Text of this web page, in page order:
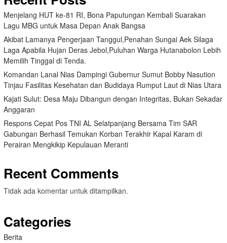
Menjelang HUT ke-81 RI, Bona Paputungan Kembali Suarakan
Lagu MBG untuk Masa Depan Anak Bangsa
Akibat Lamanya Pengerjaan Tanggul,Penahan Sungai Aek Silaga
Laga Apabila Hujan Deras Jebol,Puluhan Warga Hutanabolon Lebih
Memilih Tinggal di Tenda.
Komandan Lanal Nias Dampingi Gubernur Sumut Bobby Nasution
Tinjau Fasilitas Kesehatan dan Budidaya Rumput Laut di Nias Utara
Kajati Sulut: Desa Maju Dibangun dengan Integritas, Bukan Sekadar
Anggaran
Respons Cepat Pos TNI AL Selatpanjang Bersama Tim SAR
Gabungan Berhasil Temukan Korban Terakhir Kapal Karam di
Perairan Mengkikip Kepulauan Meranti
Recent Comments
Tidak ada komentar untuk ditampilkan.
Categories
Berita